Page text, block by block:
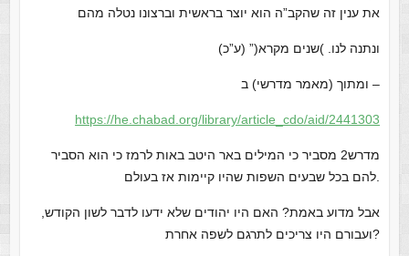
את ענין זה שהקב”ה הוא יוצר בראשית וברצונו נטלה מהם
ונתנה לנו. )שנים מקרא(” (ע”כ)
ומתוך (מאמר מדרשי) ב –
https://he.chabad.org/library/article_cdo/aid/2441303
מדרש2 מסביר כי המילים באר היטב באות לרמז כי הוא הסביר
אבל מדוע באמת? האם היו יהודים שלא ידעו לדבר לשון הקודש,
ועבורם היו צריכים לתרגם לשפה אחרת?